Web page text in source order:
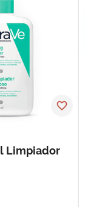
Limpiador